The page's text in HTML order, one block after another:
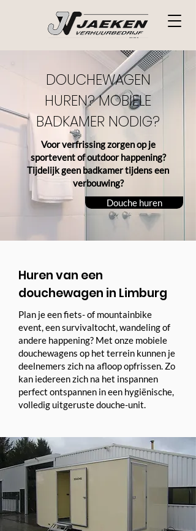
DOUCHEWAGEN
HUREN? MOBIELE
BADKAMER NODIG?
Voor verfrissing zorgen op je
sportevent of outdoor happening?
Tijdelijk geen badkamer tijdens een
verbouwing?
Douche huren
Huren van een
douchewagen in Limburg
Plan je een fiets- of mountainbike
event, een survivaltocht, wandeling of
andere happening? Met onze mobiele
douchewagens op het terrein kunnen je
deelnemers zich na afloop opfrissen. Zo
kan iedereen zich na het inspannen
perfect ontspannen in een hygiënische,
volledig uitgeruste douche-unit.